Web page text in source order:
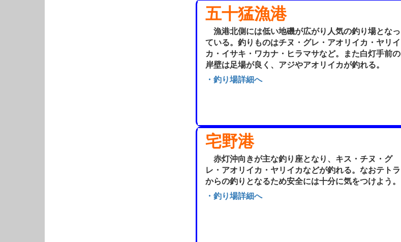
五十猛漁港
漁港北側には低い地磯が広がり人気の釣り場となっ
ている。釣りものはチヌ・グレ・アオリイカ・ヤリイ
カ・イサキ・ワカナ・ヒラマサなど。また白灯手前の
岸壁は足場が良く、アジやアオリイカが釣れる。
・釣り場詳細へ
宅野港
赤灯沖向きが主な釣り座となり、キス・チヌ・グ
レ・アオリイカ・ヤリイカなどが釣れる。なおテトラ
からの釣りとなるため安全には十分に気をつけよう。
・釣り場詳細へ